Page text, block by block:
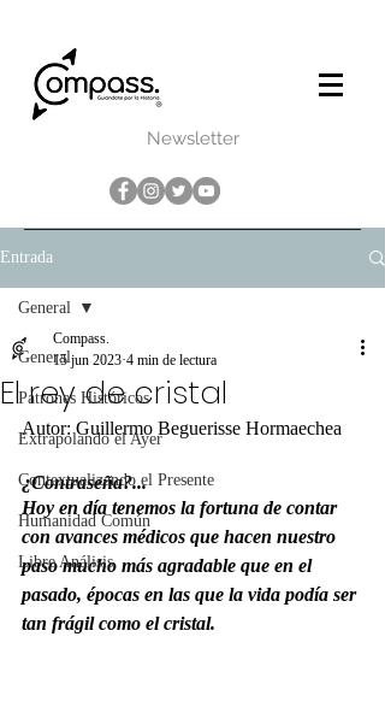
Newsletter
Entrada
General
Patrones Históricos
Extrapolando el Ayer
Contextualizando el Presente
Humanidad Común
Libre Análisis
General
El rey de cristal
Compass.
15 jun 2023 4 min de lectura
Autor: Guillermo Beguerisse Hormaechea
¿Contraseña?...
Hoy en día tenemos la fortuna de contar
con avances médicos que hacen nuestro
paso mucho más agradable que en el
pasado, épocas en las que la vida podía ser
tan frágil como el cristal.